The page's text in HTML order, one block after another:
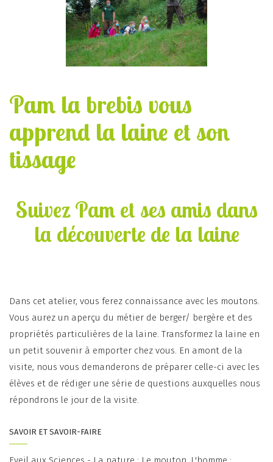
Pam la brebis vous
apprend la laine et son
tissage
Suivez Pam et ses amis dans
la découverte de la laine
Dans cet atelier, vous ferez connaissance avec les moutons.
Vous aurez un aperçu du métier de berger/ bergère et des
propriétés particulières de la laine. Transformez la laine en
un petit souvenir à emporter chez vous. En amont de la
visite, nous vous demanderons de préparer celle-ci avec les
élèves et de rédiger une série de questions auxquelles nous
répondrons le jour de la visite.
SAVOIR ET SAVOIR-FAIRE